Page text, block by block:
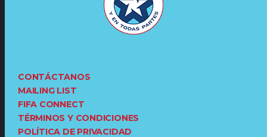
CONTÁCTANOS
MAILING LIST
FIFA CONNECT
TÉRMINOS Y CONDICIONES
POLÍTICA DE PRIVACIDAD